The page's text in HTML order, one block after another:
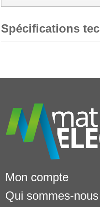
Spécifications
Mon compte
Qui sommes-